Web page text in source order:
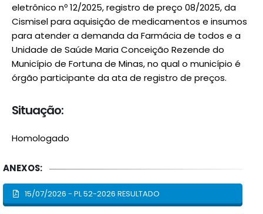
eletrônico nº 12/2025, registro de preço 08/2025, da
Cismisel para aquisição de medicamentos e insumos
para atender a demanda da Farmácia de todos e a
Unidade de Saúde Maria Conceição Rezende do
Município de Fortuna de Minas, no qual o município é
órgão participante da ata de registro de preços.
Situação:
Homologado
ANEXOS:
15/07/2026 - PL 52-2026 RESULTADO